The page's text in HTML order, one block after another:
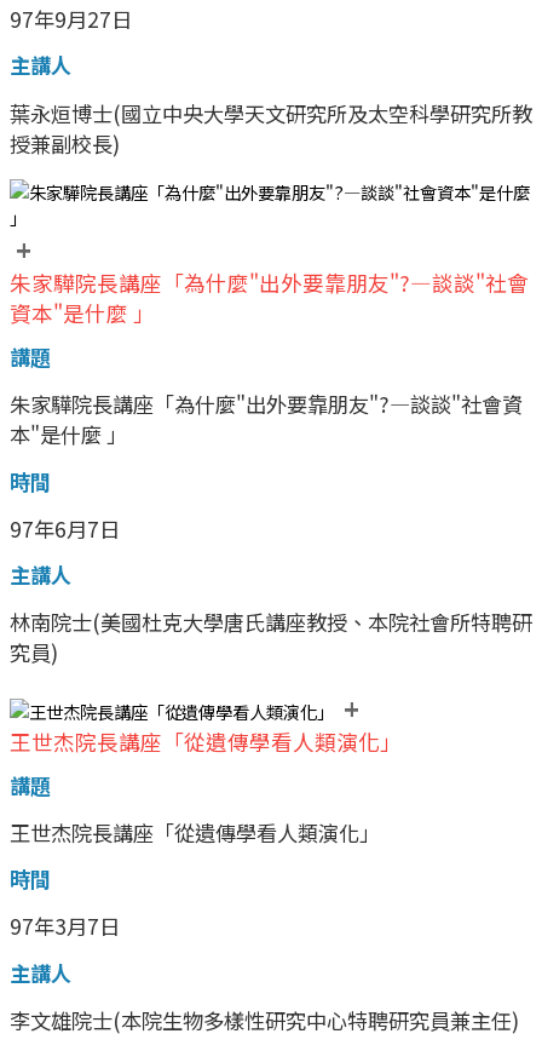
97年9月27日
主講人
葉永烜博士(國立中央大學天文研究所及太空科學研究所教
授兼副校長)
+
朱家驊院長講座「為什麼"出外要靠朋友"?—談談"社會
資本"是什麼 」
講題
朱家驊院長講座「為什麼"出外要靠朋友"?—談談"社會資
本"是什麼 」
時間
97年6月7日
主講人
林南院士(美國杜克大學唐氏講座教授、本院社會所特聘研
究員)
+
王世杰院長講座「從遺傳學看人類演化」
講題
王世杰院長講座「從遺傳學看人類演化」
時間
97年3月7日
主講人
李文雄院士(本院生物多樣性研究中心特聘研究員兼主任)